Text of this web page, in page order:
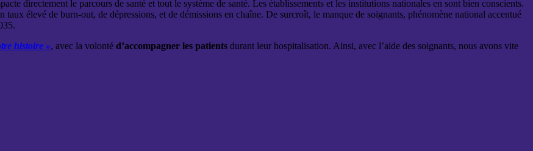
directement le parcours de santé et tout le système de santé. Les établissements et les institutions nationales en sont bien conscients.
élevé de burn-out, de dépressions, et de démissions en chaîne. De surcroît, le manque de soignants, phénomène national accentué
histoire », avec la volonté d’accompagner les patients durant leur hospitalisation. Ainsi, avec l’aide des soignants, nous avons vite